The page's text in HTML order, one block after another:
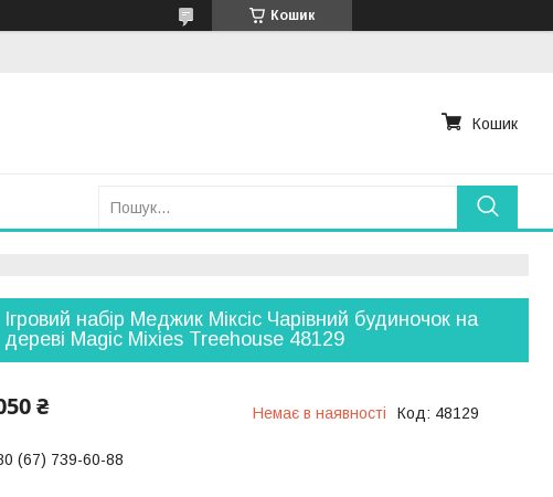
Кошик
Кошик
Ігровий набір Меджик Міксіс Чарівний будиночок на
дереві Magic Mixies Treehouse 48129
₴ Немає в наявності Код: 48129
(67) 739-60-88